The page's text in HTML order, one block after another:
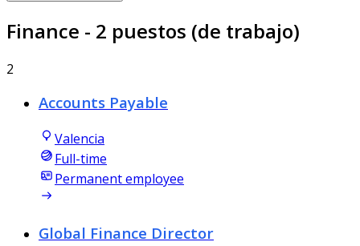
Finance - 2 puestos (de trabajo)
2
Accounts Payable
Valencia
Full-time
Permanent employee
Global Finance Director